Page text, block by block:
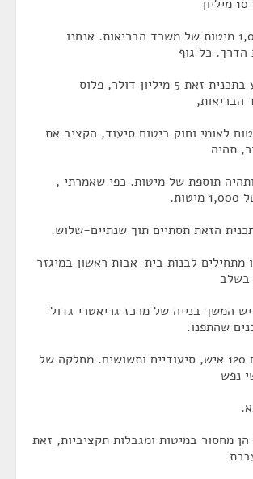
דולר, לשיפור 1,000 מיטות של משרד הבריאות. אנחנו
כל גוף
היה צריך להשקיע בתכנית זאת 5 מיליון דולר, פלוס
הבריאות,
לאומי וחוק ביטוח סיעוד, הקציב את
תהיה
תוספת של מיטות. כפי שאמרתי ,
הזאת תסתיים תוך שנתיים-שלוש.
לבנות בית-אבות ראשון במיגזר
בשלב
מיטות. יש המשך בנייה של מרכז גריאטרי גדול
שהתפנו.
עד כה אוכלסו שם 120 איש, סיעודיים ותשושים. מחלקה של
הן מחסור במיטות ומגבלות תקציביות, זאת